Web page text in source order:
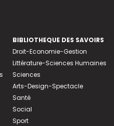
BIBLIOTHEQUE DES SAVOIRS
Droit-Economie-Gestion
Littérature-Sciences Humaines
Sciences
Arts-Design-Spectacle
Santé
Social
Sport